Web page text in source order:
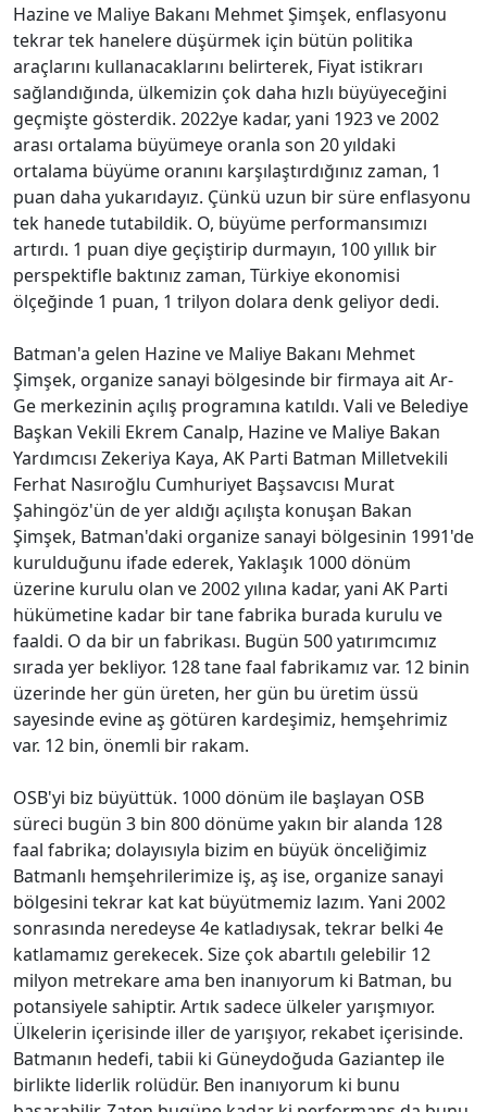
Hazine ve Maliye Bakanı Mehmet Şimşek, enflasyonu
tekrar tek hanelere düşürmek için bütün politika
araçlarını kullanacaklarını belirterek, Fiyat istikrarı
sağlandığında, ülkemizin çok daha hızlı büyüyeceğini
geçmişte gösterdik. 2022ye kadar, yani 1923 ve 2002
arası ortalama büyümeye oranla son 20 yıldaki
ortalama büyüme oranını karşılaştırdığınız zaman, 1
puan daha yukarıdayız. Çünkü uzun bir süre enflasyonu
tek hanede tutabildik. O, büyüme performansımızı
artırdı. 1 puan diye geçiştirip durmayın, 100 yıllık bir
perspektifle baktınız zaman, Türkiye ekonomisi
ölçeğinde 1 puan, 1 trilyon dolara denk geliyor dedi.
Batman'a gelen Hazine ve Maliye Bakanı Mehmet
Şimşek, organize sanayi bölgesinde bir firmaya ait Ar-
Ge merkezinin açılış programına katıldı. Vali ve Belediye
Başkan Vekili Ekrem Canalp, Hazine ve Maliye Bakan
Yardımcısı Zekeriya Kaya, AK Parti Batman Milletvekili
Ferhat Nasıroğlu Cumhuriyet Başsavcısı Murat
Şahingöz'ün de yer aldığı açılışta konuşan Bakan
Şimşek, Batman'daki organize sanayi bölgesinin 1991'de
kurulduğunu ifade ederek, Yaklaşık 1000 dönüm
üzerine kurulu olan ve 2002 yılına kadar, yani AK Parti
hükümetine kadar bir tane fabrika burada kurulu ve
faaldi. O da bir un fabrikası. Bugün 500 yatırımcımız
sırada yer bekliyor. 128 tane faal fabrikamız var. 12 binin
üzerinde her gün üreten, her gün bu üretim üssü
sayesinde evine aş götüren kardeşimiz, hemşehrimiz
var. 12 bin, önemli bir rakam.
OSB'yi biz büyüttük. 1000 dönüm ile başlayan OSB
süreci bugün 3 bin 800 dönüme yakın bir alanda 128
faal fabrika; dolayısıyla bizim en büyük önceliğimiz
Batmanlı hemşehrilerimize iş, aş ise, organize sanayi
bölgesini tekrar kat kat büyütmemiz lazım. Yani 2002
sonrasında neredeyse 4e katladıysak, tekrar belki 4e
katlamamız gerekecek. Size çok abartılı gelebilir 12
milyon metrekare ama ben inanıyorum ki Batman, bu
potansiyele sahiptir. Artık sadece ülkeler yarışmıyor.
Ülkelerin içerisinde iller de yarışıyor, rekabet içerisinde.
Batmanın hedefi, tabii ki Güneydoğuda Gaziantep ile
birlikte liderlik rolüdür. Ben inanıyorum ki bunu